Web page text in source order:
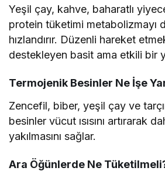
Yeşil çay, kahve, baharatlı
protein tüketimi metabolizmayı
hızlandırır. Düzenli hareket
destekleyen basit ama etkili bir
Termojenik Besinler Ne İşe
Zencefil, biber, yeşil çay ve
besinler vücut ısısını artırarak
yakılmasını sağlar.
Ara Öğünlerde Ne